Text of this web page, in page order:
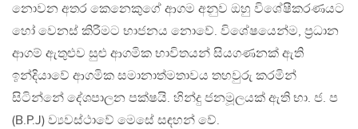
නොවන අතර කෙනෙකුගේ ආගම අනුව ඔහු විශේෂීකරණයට
හෝ වෙනස් කිරීමට භාජනය නොවේ. විශේෂයෙන්ම, ප්‍රධාන
ආගම් ඇතුළුව සුළු ආගමික භාවිතයන් සියගණනක් ඇති
ඉන්දියාවේ ආගමික සමානාත්මතාවය තහවුරු කරමින්
සිටින්නේ දේශපාලන පක්ෂයි. හින්දු ජනමූලයක් ඇති භා. ජ. ප
(B.P.J) ව්‍යවස්ථාවේ මෙසේ සඳහන් වේ.